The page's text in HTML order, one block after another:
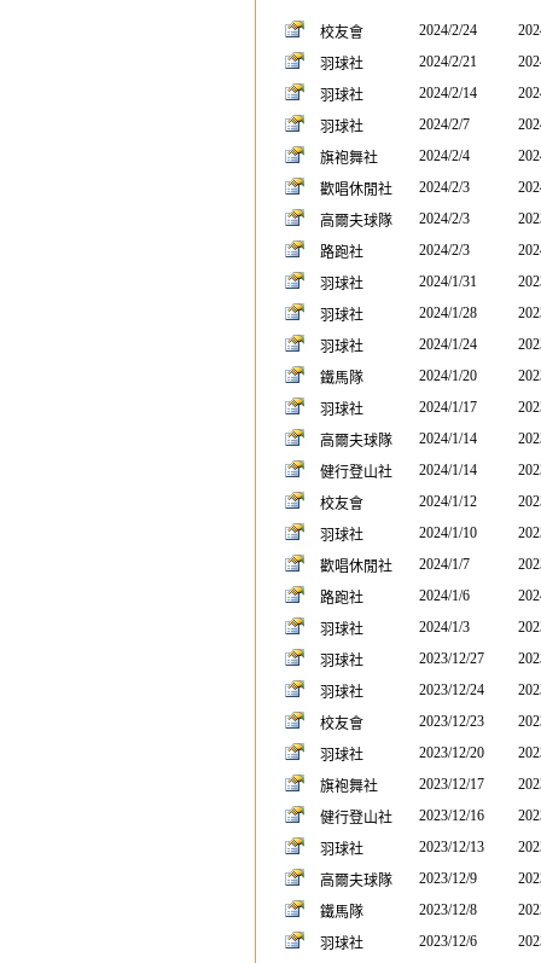
校友會 2024/2/24
羽球社
2024/2/21
羽球社
2024/2/14
羽球社
2024/2/7
旗袍舞社
2024/2/4
歡唱休閒社
2024/2/3
高爾夫球隊
2024/2/3
路跑社
2024/2/3
羽球社
2024/1/31
羽球社
2024/1/28
羽球社
2024/1/24
鐵馬隊
2024/1/20
羽球社
2024/1/17
高爾夫球隊
2024/1/14
健行登山社
2024/1/14
校友會
2024/1/12
羽球社
2024/1/10
歡唱休閒社
2024/1/7
路跑社
2024/1/6
羽球社
2024/1/3
羽球社
2023/12/27
羽球社
2023/12/24
校友會
2023/12/23
羽球社
2023/12/20
旗袍舞社
2023/12/17
健行登山社
2023/12/16
羽球社
2023/12/13
高爾夫球隊
2023/12/9
鐵馬隊
2023/12/8
羽球社
2023/12/6